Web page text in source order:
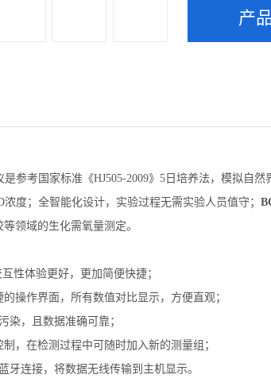
产
参考国家标准《HJ505-2009》5日培养法，模拟自
度；全智能化设计，实验过程无需实验人员值守；
领域的生化需氧量测定。
性体验更好，更加简便快捷；
操作界面，所有数值对比显示，方便直观；
染，且数据准确可靠；
，在检测过程中可随时加入新的测量组；
连接，将数据无线传输到主机显示。